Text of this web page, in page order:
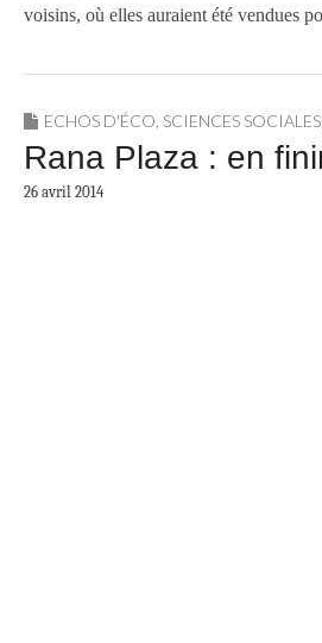
voisins, où elles auraient été vendues
ECHOS D'ÉCO SCIENCES SOCIALES
Rana Plaza : en
26 avril 2014